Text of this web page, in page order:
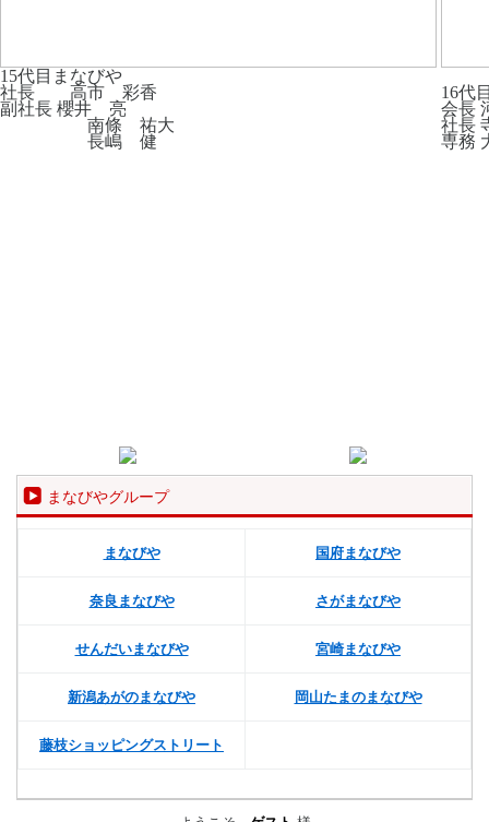
15代目まなびや
社長 高市 彩香
副社長 櫻井 亮
南條 祐大
長嶋 健
16代
会長
社長
専務
まなびやグループ
まなびや 国府まなびや
奈良まなびや さがまなびや
せんだいまなびや 宮崎まなびや
新潟あがのまなびや 岡山たまのまなびや
藤枝ショッピングストリート